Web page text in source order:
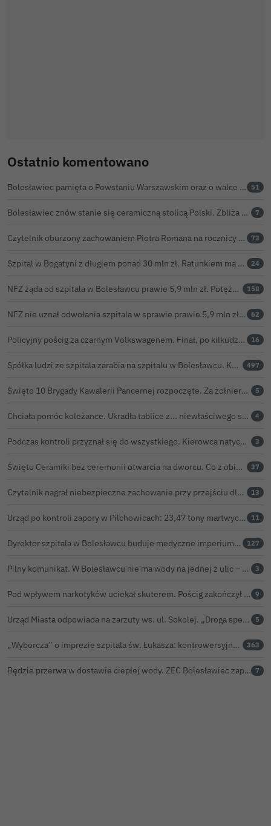
Ostatnio komentowano
Bolesławiec pamięta o Powstaniu Warszawskim oraz o walce powstańców z faszyzmem 51
Bolesławiec znów stanie się ceramiczną stolicą Polski. Zbliża się 32. Święto Ceramiki 7
Czytelnik oburzony zachowaniem Piotra Romana na rocznicy prezydentury Karola Nawrockiego. Obejrzeliśmy nagranie 73
Szpital w Bogatyni z długiem ponad 30 mln zł. Ratunkiem ma być połączenie z Bolesławcem 24
NFZ żąda od szpitala w Bolesławcu prawie 5,9 mln zł. Potężny cios po kontroli rozliczeń 158
NFZ nie uznał odwołania szpitala w sprawie prawie 5,9 mln zł. Barczyk: rozważamy sąd 62
Policyjny pościg za czarnym Volkswagenem. Finał, po kilkudziesięciu kilometrach, w rowie. Wideo 16
Spółka ludzi ze szpitala zarabia na szpitalu w Bolesławcu. Kwoty pozostają tajne 497
Święto 10 Brygady Kawalerii Pancernej rozpoczęte. Za żołnierzami pierwszy dzień uroczystości 5
Chciała pomóc koleżance. Ukradła tablice z... niewłaściwego samochodu 4
Podczas kontroli przyznał się do wszystkiego. Kierowca natychmiast stracił prawo jazdy 3
Święto Ceramiki bez ceremonii otwarcia na dworcu. Co z obietnicą prezydenta Bolesławca? 37
Czytelnik nagrał niebezpieczne zachowanie przy przejściu dla pieszych w Bolesławcu 13
Urząd po kontroli zapory w Pilchowicach: 23,47 tony martwych ryb i zawiadomienie do prokuratury 11
Dyrektor szpitala w Bolesławcu buduje medyczne imperium. „Gazeta Wyborcza” opisuje jego działalność w całej Polsce 127
Pilny komunikat. W Bolesławcu nie ma wody na jednej z ulic – trwa usuwanie awarii 3
Pod wpływem narkotyków uciekał skuterem. Pościg zakończył w polu kukurydzy 9
Urząd Miasta odpowiada na zarzuty ws. ul. Sokolej. „Droga spełnia wszystkie normy” 5
„Wyborcza” o imprezie szpitala św. Łukasza: kontrowersyjna gala dla pracowników 363
Będzie przerwa w dostawie ciepłej wody. ZEC Bolesławiec zapowiada prace remontowe 7